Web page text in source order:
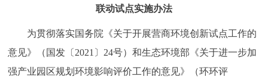
FRANÇAIS
联动试点实施办法
为贯彻落实国务院《关于开展营商环境创新试点工作的
意见》（国发〔2021〕24号）和生态环境部《关于进一步加
强产业园区规划环境影响评价工作的意见》（环环评